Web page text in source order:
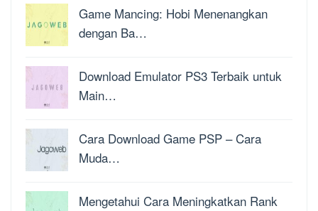
Game Mancing: Hobi Menenangkan
dengan Ba…
Download Emulator PS3 Terbaik untuk
Main…
Cara Download Game PSP – Cara
Muda…
Mengetahui Cara Meningkatkan Rank